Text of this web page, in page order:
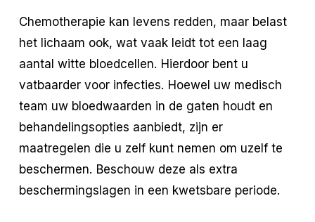
Chemotherapie kan levens redden, maar belast
het lichaam ook, wat vaak leidt tot een laag
aantal witte bloedcellen. Hierdoor bent u
vatbaarder voor infecties. Hoewel uw medisch
team uw bloedwaarden in de gaten houdt en
behandelingsopties aanbiedt, zijn er
maatregelen die u zelf kunt nemen om uzelf te
beschermen. Beschouw deze als extra
beschermingslagen in een kwetsbare periode.